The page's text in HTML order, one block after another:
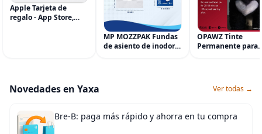
Apple Tarjeta de
regalo - App Store,
MP MOZZPAK Fundas
de asiento de inodoro
OPAWZ Tinte
Permanente para
Segura por
Peluquería
Seguro
Novedades en Yaxa Ver todas →
Bre-B: paga más rápido y ahorra en tu compra